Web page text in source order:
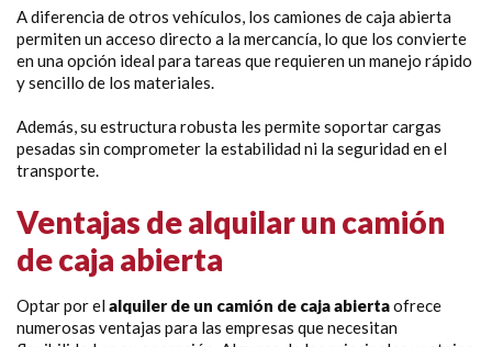
A diferencia de otros vehículos, los camiones de caja abierta
permiten un acceso directo a la mercancía, lo que los convierte
en una opción ideal para tareas que requieren un manejo rápido
y sencillo de los materiales.
Además, su estructura robusta les permite soportar cargas
pesadas sin comprometer la estabilidad ni la seguridad en el
transporte.
Ventajas de alquilar un camión
de caja abierta
Optar por el alquiler de un camión de caja abiertaofrece
numerosas ventajas para las empresas que necesitan